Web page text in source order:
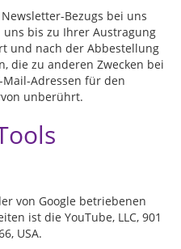
Bezugs bei uns
bis zu Ihrer Austragung
und nach der Abbestellung
die zu anderen Zwecken bei
Mail-Adressen für den
unberührt.
von Google betriebenen
ist die YouTube, LLC, 901
USA.